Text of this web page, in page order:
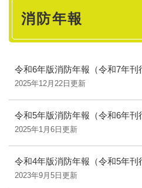
本
消防年報
令和6年版消防年報（令和7年刊
2025年12月22日更新
令和5年版消防年報（令和6年刊
2025年1月6日更新
令和4年版消防年報（令和5年刊
2023年9月5日更新